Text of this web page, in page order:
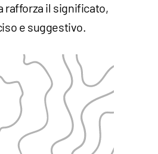
rafforza il significato,
e suggestivo.